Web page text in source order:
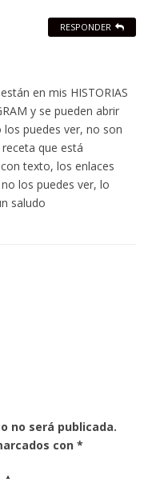
en mis HISTORIAS
y se pueden abrir
puedes ver, no son
que está
texto, los enlaces
los puedes ver, lo
saludo
RESPONDER
no será publicada.
con *